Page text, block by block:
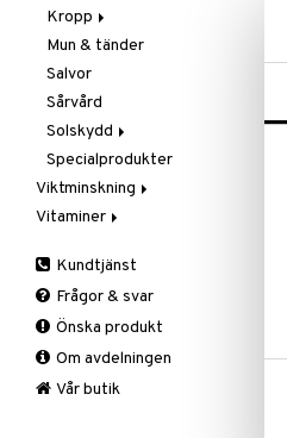
Specialprodukter
Hud
Läppar
Ögon
Kropp
Bad, dusch & tvål
Bodylotion
Deo
Eteriska oljor
Kroppspeeling
Olja
Specialprodukter
Mun & tänder
Salvor
Sårvård
Solskydd
Aftersun
Brun utan sol
Läppar
Specialprodukter
Viktminskning
Äppelcidervinäger
Fasta
Fettförbränning
Måltidsersättning
Övriga
Vitaminer
Antioxidanter
B vitaminer
Barn
C vitaminer
Kvinna
Kundtjänst
Frågor & svar
Önska produkt
Om avdelningen
Vår butik